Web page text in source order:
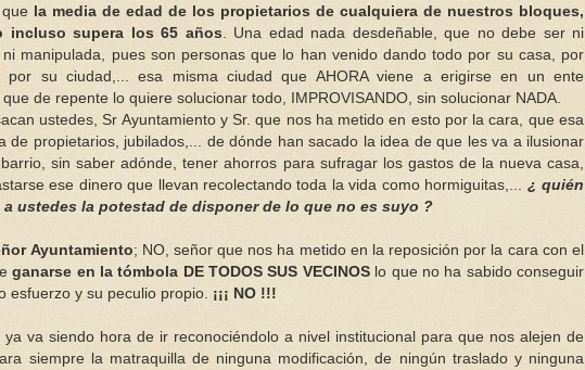
la media de edad de los propietarios de cualquiera de nuestros bloques,
incluso supera los 65 años . Una edad nada desdeñable, que no debe ser ni
ni manipulada, pues son personas que lo han venido dando todo por su casa, por
por su ciudad,... esa misma ciudad que AHORA viene a erigirse en un ente
de repente lo quiere solucionar todo, IMPROVISANDO, sin solucionar NADA.
ustedes, Sr Ayuntamiento y Sr. que nos ha metido en esto por la cara, que esa
de propietarios, jubilados,... de dónde han sacado la idea de que les va a ilusionar
sin saber adónde, tener ahorros para sufragar los gastos de la nueva casa,
ese dinero que llevan recolectando toda la vida como hormiguitas,... ¿ quién
a ustedes la potestad de disponer de lo que no es suyo ?
Ayuntamiento; NO, señor que nos ha metido en la reposición por la cara con el
ganarse en la tómbola DE TODOS SUS VECINOSlo que no ha sabido conseguir
esfuerzo y su peculio propio. ¡¡¡ NO !!!
ya va siendo hora de ir reconociéndolo a nivel institucional para que nos alejen de
siempre la matraquilla de ninguna modificación, de ningún traslado y ninguna